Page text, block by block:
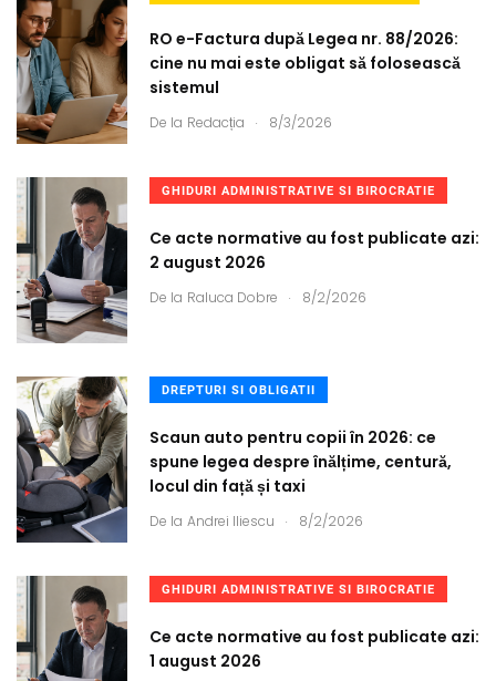
RO e-Factura după Legea nr. 88/2026:
cine nu mai este obligat să folosească
sistemul
De la Redacția . 8/3/2026
GHIDURI ADMINISTRATIVE SI BIROCRATIE
Ce acte normative au fost publicate azi:
2 august 2026
De la Raluca Dobre . 8/2/2026
DREPTURI SI OBLIGATII
Scaun auto pentru copii în 2026: ce
spune legea despre înălțime, centură,
locul din față și taxi
De la Andrei Iliescu . 8/2/2026
GHIDURI ADMINISTRATIVE SI BIROCRATIE
Ce acte normative au fost publicate azi:
1 august 2026